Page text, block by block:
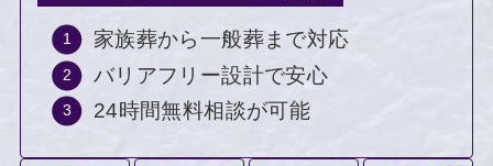
家族葬から一般葬まで対応
バリアフリー設計で安心
24時間無料相談が可能